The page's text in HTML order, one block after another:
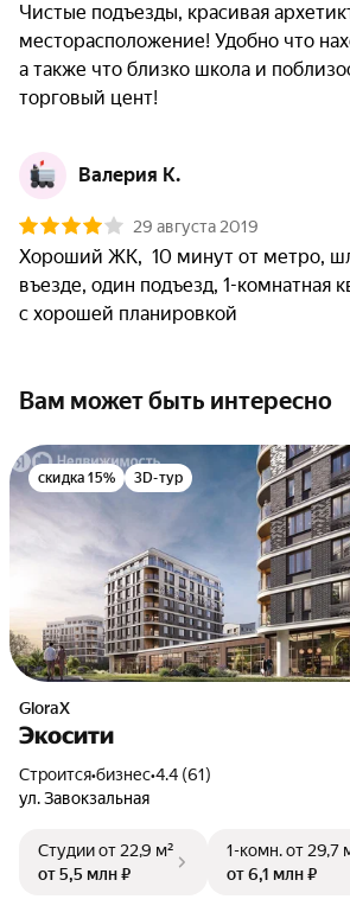
Чистые подъезды, красивая
месторасположение! Удобно что
а также что близко школа и
торговый цент!
Валерия К.
29 августа 2019
Хороший ЖК,  10 минут от метро,
въезде, один подъезд, 1-комнатная
с хорошей планировкой
Вам может быть интересно
скидка 15% 3D-тур
GloraX
Экосити
Строится•бизнес•4.4 (61)
ул. Завокзальная
Студииот 22,9 м²
от 5,5 млн ₽
1-комн.от 29,7
от 6,1 млн ₽